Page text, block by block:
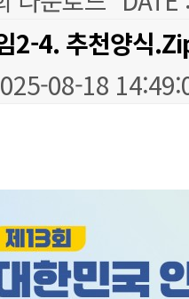
2-4. 추천양식
08-18